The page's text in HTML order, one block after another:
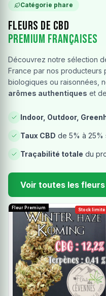
Catégorie phare
Fleurs de CBD
Premium Françaises
Découvrez notre sélection
France par nos producteurs
biologiques ou raisonnées,
arômes authentiques et
Indoor, Outdoor,
Taux CBD de 5% à 25%
Traçabilité totale du
Voir toutes les fleurs
Stock limité
Fleur Premium